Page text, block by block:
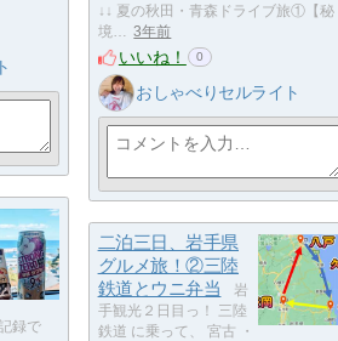
↓↓ 夏の秋田・青森ドライブ旅①【秘
境… 3年前
いいね！ 0
おしゃべりセルライト
録で
二泊三日、岩手県
グルメ旅！②三陸
鉄道とウニ弁当
岩
手観光２日目っ！ 三陸
鉄道 に乗って、 宮古 ・